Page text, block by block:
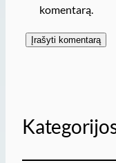
komentarą.